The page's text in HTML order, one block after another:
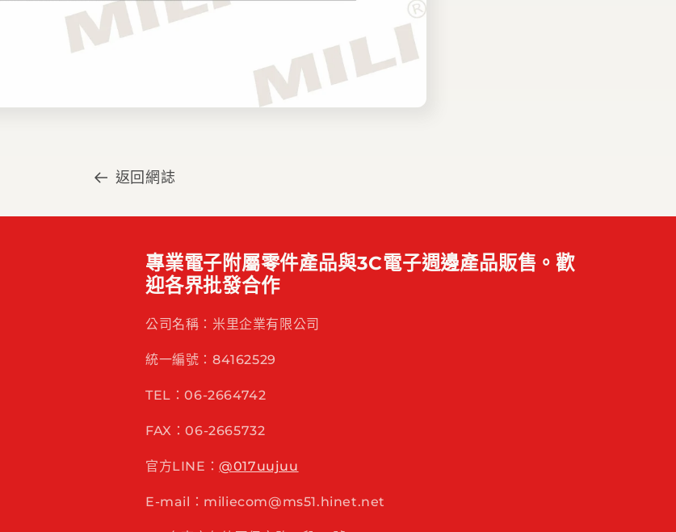
返回網誌
專業電子附屬零件產品與3C電子週邊產品販售。歡
迎各界批發合作
公司名稱：米里企業有限公司
統一編號：84162529
TEL：06-2664742
FAX：06-2665732
官方LINE：@017uujuu
E-mail：miliecom@ms51.hinet.net